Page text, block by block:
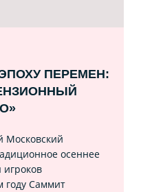
ПЕРЕМЕН:
Московский
осеннее
году Саммит